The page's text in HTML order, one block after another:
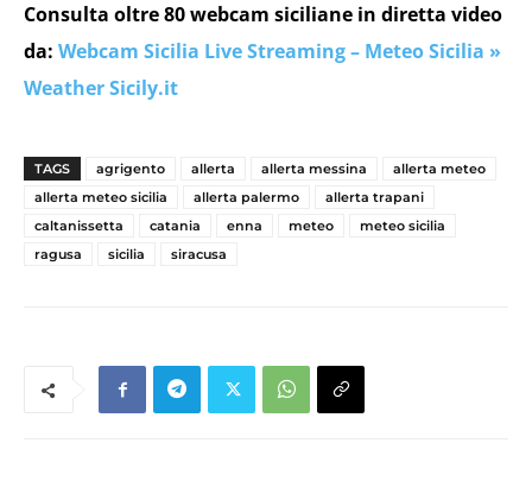
Consulta oltre 80 webcam siciliane in diretta video
da: Webcam Sicilia Live Streaming – Meteo Sicilia »
Weather Sicily.it
TAGS agrigento allerta allerta messina
allerta meteo
allerta meteo sicilia
allerta palermo
allerta trapani
caltanissetta
catania enna meteo
meteo sicilia
ragusa
sicilia siracusa